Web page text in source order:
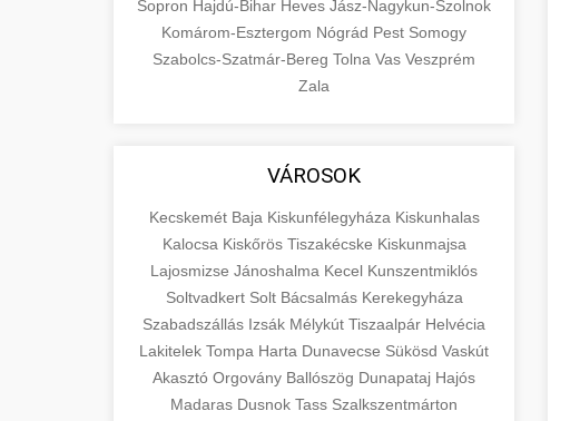
Sopron Hajdú-Bihar Heves Jász-Nagykun-Szolnok
Komárom-Esztergom Nógrád Pest Somogy
Szabolcs-Szatmár-Bereg Tolna Vas Veszprém
Zala
VÁROSOK
Kecskemét Baja Kiskunfélegyháza Kiskunhalas
Kalocsa Kiskőrös Tiszakécske Kiskunmajsa
Lajosmizse Jánoshalma Kecel Kunszentmiklós
Soltvadkert Solt Bácsalmás Kerekegyháza
Szabadszállás Izsák Mélykút Tiszaalpár Helvécia
Lakitelek Tompa Harta Dunavecse Sükösd Vaskút
Akasztó Orgovány Ballószög Dunapataj Hajós
Madaras Dusnok Tass Szalkszentmárton